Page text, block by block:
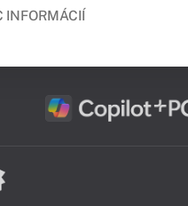
INFORMÁCIÍ